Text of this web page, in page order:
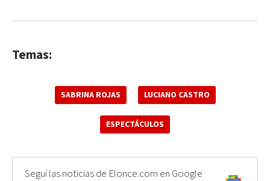
Temas:
SABRINA ROJAS LUCIANO CASTRO
ESPECTÁCULOS
Seguí las noticias de Elonce.com en Google